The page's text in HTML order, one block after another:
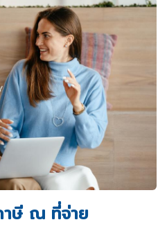
าษี ณ ที่จ่าย